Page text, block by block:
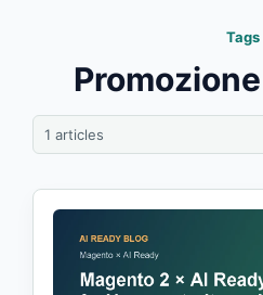
Tags
1 articles